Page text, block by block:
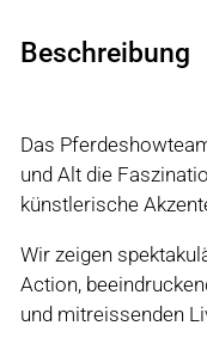
Beschreibung
Das
und Alt die
künstlerische
Wir zeigen
Action,
und mitreissenden